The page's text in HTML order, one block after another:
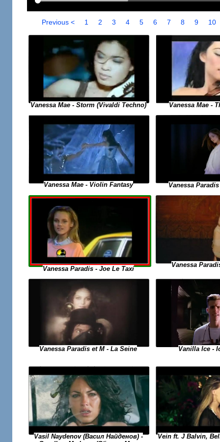
Previous < 1 2 3 4 5 6 7 8 9 10
Vanessa Mae - Storm (Vivaldi Techno) Vanessa Mae -
Vanessa Mae - Violin Fantasy Vanessa
Vanessa Paradis - Joe Le Taxi
Vanessa
Vanessa Paradis et M - La Seine Vanilla Ice -
Vasil Naydenov (Васил Найденов) -
Vein ft. J Balvin,